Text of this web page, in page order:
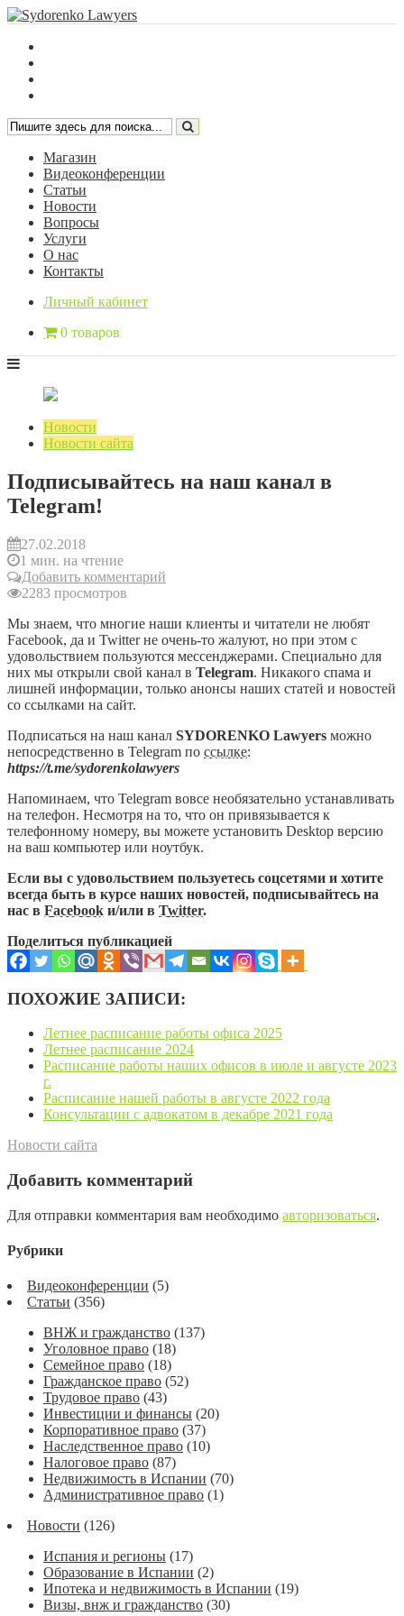
Магазин
Видеоконференции
Статьи
Новости
Вопросы
Услуги
О нас
Контакты
Личный кабинет
0 товаров
Новости
Новости сайта
Подписывайтесь на наш канал в
Telegram!
27.02.2018
1 мин. на чтение
Добавить комментарий
2283 просмотров
Мы знаем, что многие наши клиенты и читатели не любят
Facebook, да и Twitter не очень-то жалуют, но при этом с
удовольствием пользуются мессенджерами. Специально для
них мы открыли свой канал в Telegram. Никакого спама и
лишней информации, только анонсы наших статей и новостей
со ссылками на сайт.
Подписаться на наш канал SYDORENKO Lawyers можно
непосредственно в Telegram по ссылке:
https://t.me/sydorenkolawyers
Напоминаем, что Telegram вовсе необязательно устанавливать
на телефон. Несмотря на то, что он привязывается к
телефонному номеру, вы можете установить Desktop версию
на ваш компьютер или ноутбук.
Если вы с удовольствием пользуетесь соцсетями и хотите
всегда быть в курсе наших новостей, подписывайтесь на
нас в Facebook и/или в Twitter.
Поделиться публикацией
ПОХОЖИЕ ЗАПИСИ:
Летнее расписание работы офиса 2025
Летнее расписание 2024
Расписание работы наших офисов в июле и августе 2023
г.
Расписание нашей работы в августе 2022 года
Консультации с адвокатом в декабре 2021 года
Новости сайта
Добавить комментарий
Для отправки комментария вам необходимо авторизоваться.
Рубрики
Видеоконференции (5)
Статьи (356)
ВНЖ и гражданство (137)
Уголовное право (18)
Семейное право (18)
Гражданское право (52)
Трудовое право (43)
Инвестиции и финансы (20)
Корпоративное право (37)
Наследственное право (10)
Налоговое право (87)
Недвижимость в Испании (70)
Административное право (1)
Новости (126)
Испания и регионы (17)
Образование в Испании (2)
Ипотека и недвижимость в Испании (19)
Визы, внж и гражданство (30)